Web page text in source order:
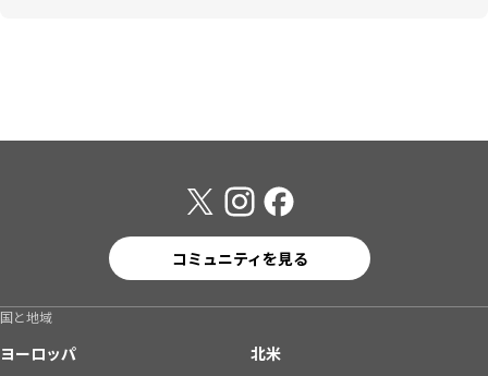
コミュニティを見る
国と地域
ヨーロッパ
北米